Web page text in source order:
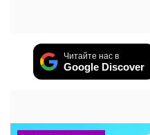
Читайте нас в
Google Discover